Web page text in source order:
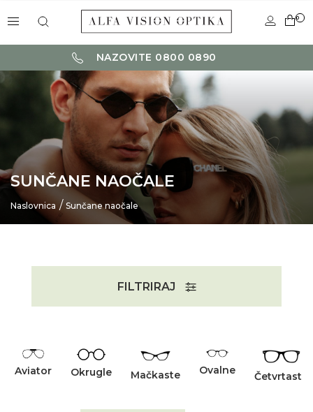
0
NAZOVITE 0800 0890
SUNČANE NAOČALE
Naslovnica Sunčane naočale
FILTRIRAJ
Aviator Okrugle Mačkaste Ovalne Četvrtaste